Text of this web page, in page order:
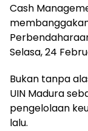
Cash
Selasa, 24
Bukan tanpa
UIN Madura
pengelolaan
lalu.